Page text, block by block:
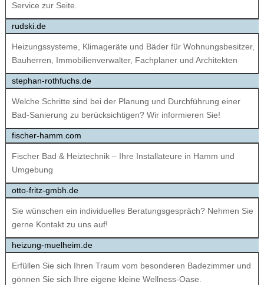
Service zur Seite.
rudski.de
Heizungssysteme, Klimageräte und Bäder für Wohnungsbesitzer,
Bauherren, Immobilienverwalter, Fachplaner und Architekten
stephan-rothfuchs.de
Welche Schritte sind bei der Planung und Durchführung einer
Bad-Sanierung zu berücksichtigen? Wir informieren Sie!
fischer-hamm.com
Fischer Bad & Heiztechnik – Ihre Installateure in Hamm und
Umgebung
otto-fritz-gmbh.de
Sie wünschen ein individuelles Beratungsgespräch? Nehmen Sie
gerne Kontakt zu uns auf!
heizung-muelheim.de
Erfüllen Sie sich Ihren Traum vom besonderen Badezimmer und
gönnen Sie sich Ihre eigene kleine Wellness-Oase.